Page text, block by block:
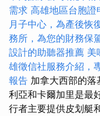
需求 高雄地區台胞證
月子中心，為產後恢
務所，為您的財務保
設計的助聽器推薦 美
雄徵信社服務介紹，
報告 加拿大西部的
利亞和卡爾加里是最
行者主要提供皮划艇